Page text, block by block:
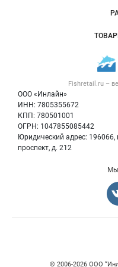
Fishretail.ru –
ООО «Инлайн»
ИНН: 7805355672
КПП: 780501001
ОГРН: 1047855085442
Юридический адрес: 196066,
проспект, д. 212
Политика
Мы
© 2006‑2026 ООО